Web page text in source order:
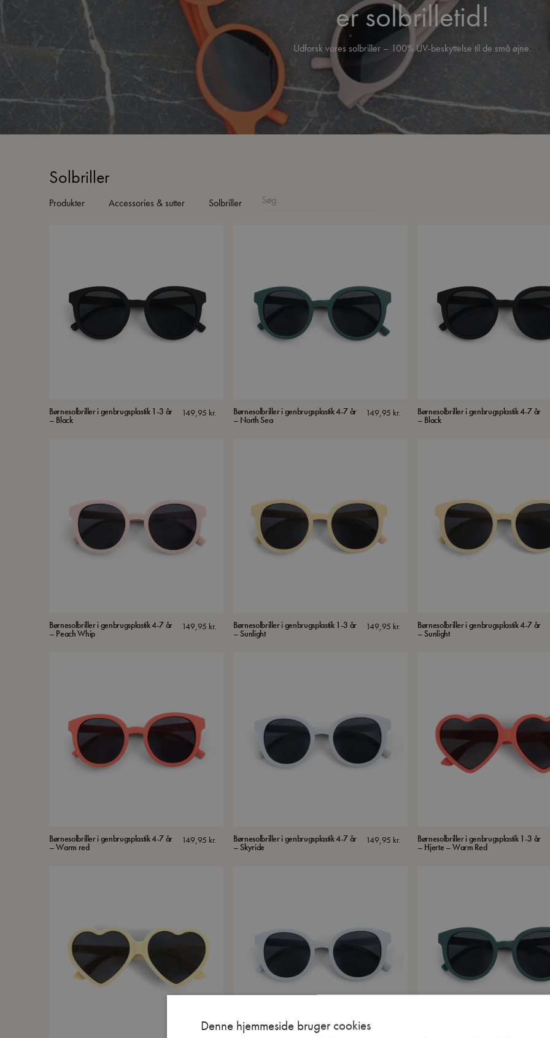
er solbrilletid!
Udforsk vores solbriller – 100% UV-beskyttelse til de små øjne.
Solbriller
Produkter Accessories & sutter Solbriller
Børnesolbriller i genbrugsplastik 1-3 år
– Black
149,95 kr. Børnesolbriller i genbrugsplastik 4-7 år
– North Sea
149,95 kr. Børnesolbriller i genbrugsplastik 4-7 år
– Black
Børnesolbriller i genbrugsplastik 4-7 år
– Peach Whip
149,95 kr. Børnesolbriller i genbrugsplastik 1-3 år
– Sunlight
149,95 kr. Børnesolbriller i genbrugsplastik 4-7 år
– Sunlight
Børnesolbriller i genbrugsplastik 4-7 år
– Warm red
149,95 kr. Børnesolbriller i genbrugsplastik 4-7 år
– Skyride
149,95 kr. Børnesolbriller i genbrugsplastik 1-3 år
– Hjerte – Warm Red
Denne hjemmeside bruger cookies